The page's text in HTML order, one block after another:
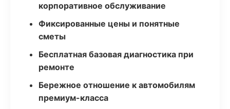
корпоративное обслуживание
Фиксированные цены и понятные
сметы
Бесплатная базовая диагностика при
ремонте
Бережное отношение к автомобилям
премиум-класса